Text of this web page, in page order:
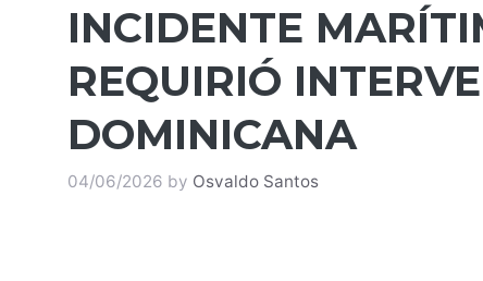
INCIDENTE
REQUIRIÓ
DOMINICANA
04/06/2026 by Osvaldo Santos